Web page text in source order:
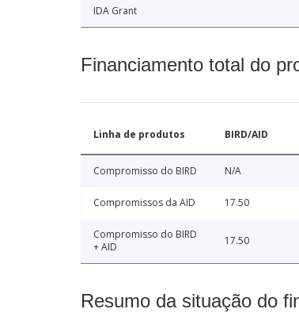
IDA Grant
Financiamento total do
Linha de produtos BIRD/AID
Compromisso do BIRD N/A
Compromissos da AID 17.50
Compromisso do BIRD
+ AID
17.50
Resumo da situação do